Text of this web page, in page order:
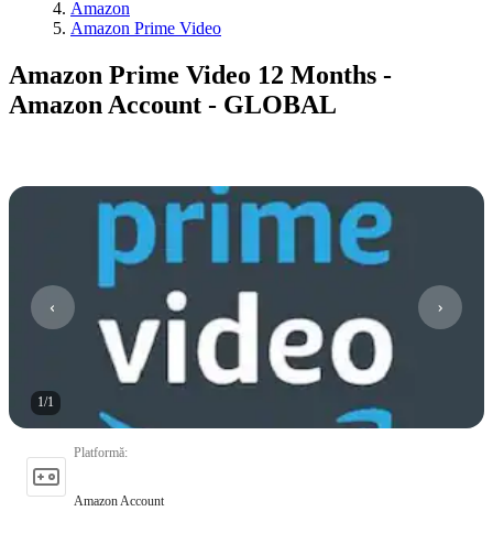
Amazon
Amazon Prime Video
Amazon Prime Video 12 Months -
Amazon Account - GLOBAL
1/1
Platformă:
Amazon Account